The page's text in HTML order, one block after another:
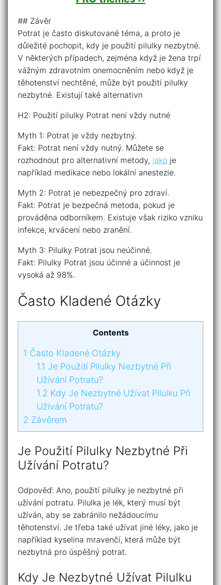
## Závěr
Potrat je často diskutované téma, a proto je
důležité pochopit, kdy je použití pilulky nezbytné.
V některých případech, zejména když je žena trpí
vážným zdravotním onemocněním nebo když je
těhotenství nechtěné, může být použití pilulky
nezbytné. Existují také alternativn
H2: Použití pilulky Potrat není vždy nutné
Myth 1: Potrat je vždy nezbytný.
Fakt: Potrat není vždy nutný. Můžete se
rozhodnout pro alternativní metody, jako je
například medikace nebo lokální anestezie.
Myth 2: Potrat je nebezpečný pro zdraví.
Fakt: Potrat je bezpečná metoda, pokud je
prováděna odborníkem. Existuje však riziko vzniku
infekce, krvácení nebo zranění.
Myth 3: Pilulky Potrat jsou neúčinné.
Fakt: Pilulky Potrat jsou účinné a účinnost je
vysoká až 98%.
Často Kladené Otázky
Contents
1 Často Kladené Otázky
1.1 Je Použití Pilulky Nezbytné Při
Užívání Potratu?
1.2 Kdy Je Nezbytné Užívat Pilulku Při
Užívání Potratu?
2 Závěrem
Je Použití Pilulky Nezbytné Při
Užívání Potratu?
Odpověď: Ano, použití pilulky je nezbytné při
užívání potratu. Pilulka je lék, který musí být
užíván, aby se zabránilo nežádoucímu
těhotenství. Je třeba také užívat jiné léky, jako je
například kyselina mravenčí, která může být
nezbytná pro úspěšný potrat.
Kdy Je Nezbytné Užívat Pilulku